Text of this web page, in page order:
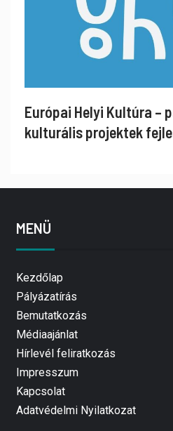
Európai Helyi Kultúra –
kulturális projektek
MENÜ
Kezdőlap
Pályázatírás
Bemutatkozás
Médiaajánlat
Hírlevél feliratkozás
Impresszum
Kapcsolat
Adatvédelmi Nyilatkozat